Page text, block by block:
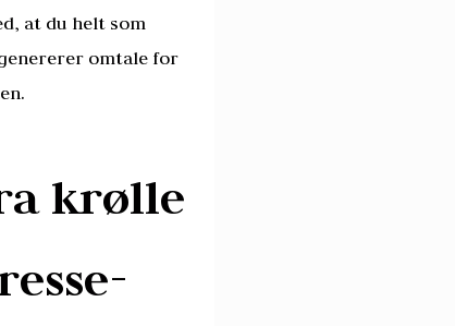
at du helt som
omtale for
krølle